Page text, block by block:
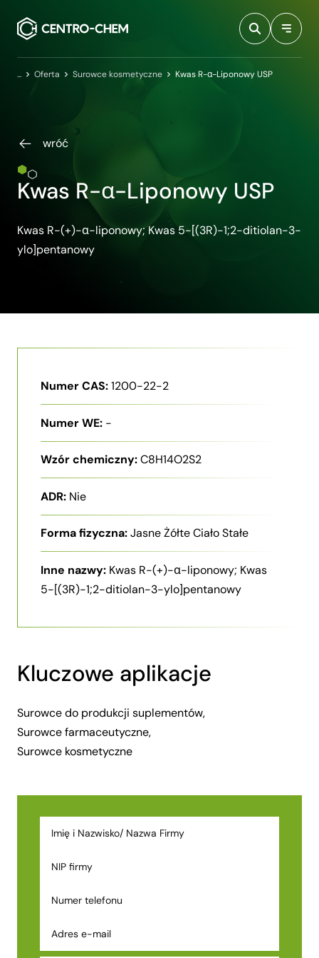
Centro-Chem
Oferta Surowce kosmetyczne Kwas R-α-Liponowy USP
wróć
Kwas R-α-Liponowy USP
Kwas R-(+)-α-liponowy; Kwas 5-[(3R)-1;2-ditiolan-3-
ylo]pentanowy
Numer CAS:1200-22-2
Numer WE: -
Wzór chemiczny:C8H14O2S2
ADR: Nie
Forma fizyczna:Jasne Żółte Ciało Stałe
Inne nazwy: Kwas R-(+)-α-liponowy; Kwas
5-[(3R)-1;2-ditiolan-3-ylo]pentanowy
Kluczowe aplikacje
Surowce do produkcji suplementów,
Surowce farmaceutyczne,
Surowce kosmetyczne